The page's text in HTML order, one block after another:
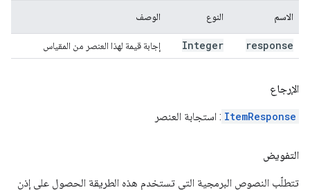
الاسم النوع الوصف
response
Integer إجابة قيمة لهذا العنصر من المقياس
الإرجاع
ItemResponse : استجابة العنصر
التفويض
تتطلّب النصوص البرمجية التي تستخدم هذه الطريقة الحصول على إذن